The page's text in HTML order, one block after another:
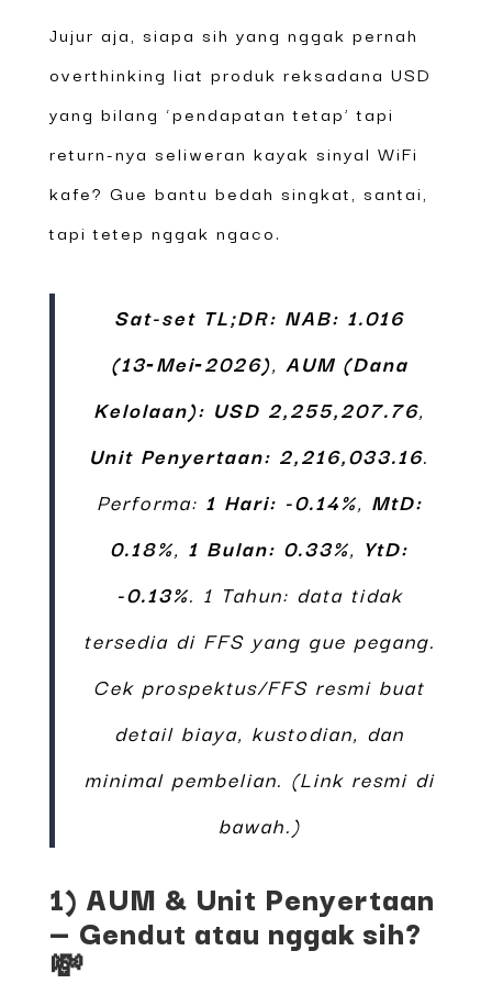
Jujur aja, siapa sih yang nggak pernah
overthinking liat produk reksadana USD
yang bilang ‘pendapatan tetap’ tapi
return-nya seliweran kayak sinyal WiFi
kafe? Gue bantu bedah singkat, santai,
tapi tetep nggak ngaco.
Sat-set TL;DR: NAB: 1.016
(13‑Mei‑2026), AUM (Dana
Kelolaan): USD 2,255,207.76,
Unit Penyertaan: 2,216,033.16.
Performa: 1 Hari: -0.14%, MtD:
0.18%, 1 Bulan: 0.33%, YtD:
-0.13%. 1 Tahun: data tidak
tersedia di FFS yang gue pegang.
Cek prospektus/FFS resmi buat
detail biaya, kustodian, dan
minimal pembelian. (Link resmi di
bawah.)
1) AUM & Unit Penyertaan
— Gendut atau nggak sih?
💸